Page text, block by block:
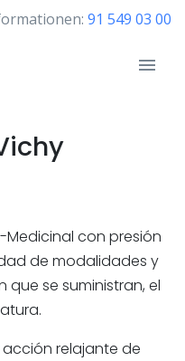
91 549 03 00
con presión
de modalidades y
se suministran, el
relajante de